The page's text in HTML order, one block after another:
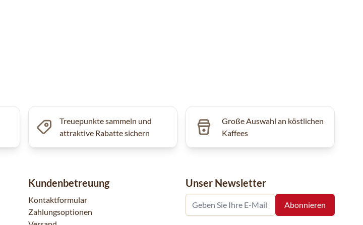
Treuepunkte sammeln und
attraktive Rabatte sichern
Große Auswahl an köstlichen
Kaffees
Kundenbetreuung
Kontaktformular
Zahlungsoptionen
Unser Newsletter